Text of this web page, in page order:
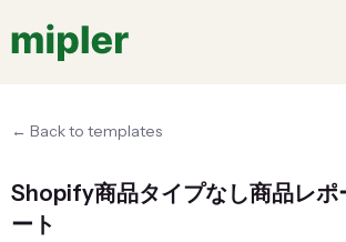
← Back to templates
Shopify商品タイプなし商品レポ
ート